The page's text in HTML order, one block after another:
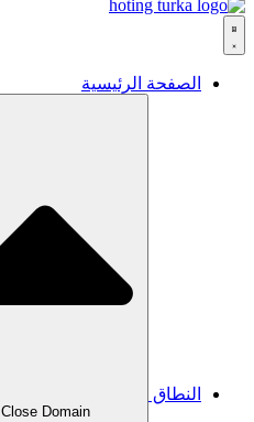
الصفحة الرئيسية
النطاق
Close Domain